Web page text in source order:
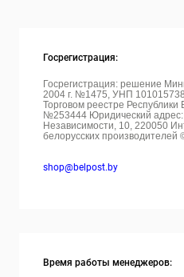
Госрегистрация:
Госрегистрация: решение
2004 г. №1475, УНП
Торговом реестре Республики
№253444 Юридический адрес:
Независимости, 10, 220050
белорусских
shop@belpost.by
Время работы менеджеров: